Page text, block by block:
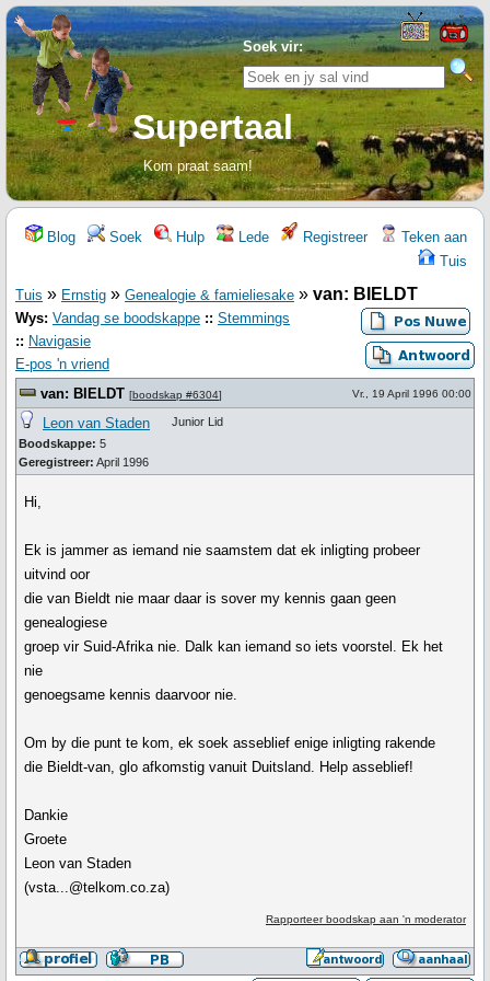
Soek vir:
Supertaal
Kom praat saam!
Blog Soek Hulp Lede Registreer
Teken aan
Tuis
Tuis » Ernstig » Genealogie & famieliesake » van: BIELDT
Wys: Vandag se boodskappe :: Stemmings
:: Navigasie
E-pos 'n vriend
van: BIELDT [boodskap #6304] Vr., 19 April 1996 00:00
Leon van Staden
Boodskappe: 5
Geregistreer: April 1996
Junior Lid
Hi,
Ek is jammer as iemand nie saamstem dat ek inligting probeer
uitvind oor
die van Bieldt nie maar daar is sover my kennis gaan geen
genealogiese
groep vir Suid-Afrika nie. Dalk kan iemand so iets voorstel. Ek het
nie
genoegsame kennis daarvoor nie.
Om by die punt te kom, ek soek asseblief enige inligting rakende
die Bieldt-van, glo afkomstig vanuit Duitsland. Help asseblief!
Dankie
Groete
Leon van Staden
(vsta...@telkom.co.za)
Rapporteer boodskap aan 'n moderator